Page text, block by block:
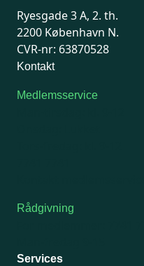
Ryesgade 3 A, 2. th.
2200 København N.
CVR-nr: 63870528
Kontakt
Medlemsservice
Rådgivning
Services